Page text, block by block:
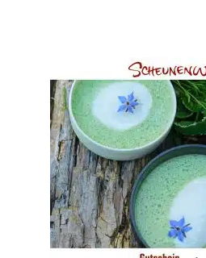
Gutschein
€
–
100
€
3 Gang Menü – 100% biologisch,
des Holzbackofens inklusive Aperitif,
Getränk...
inkl. MwSt.
Kostenfreier